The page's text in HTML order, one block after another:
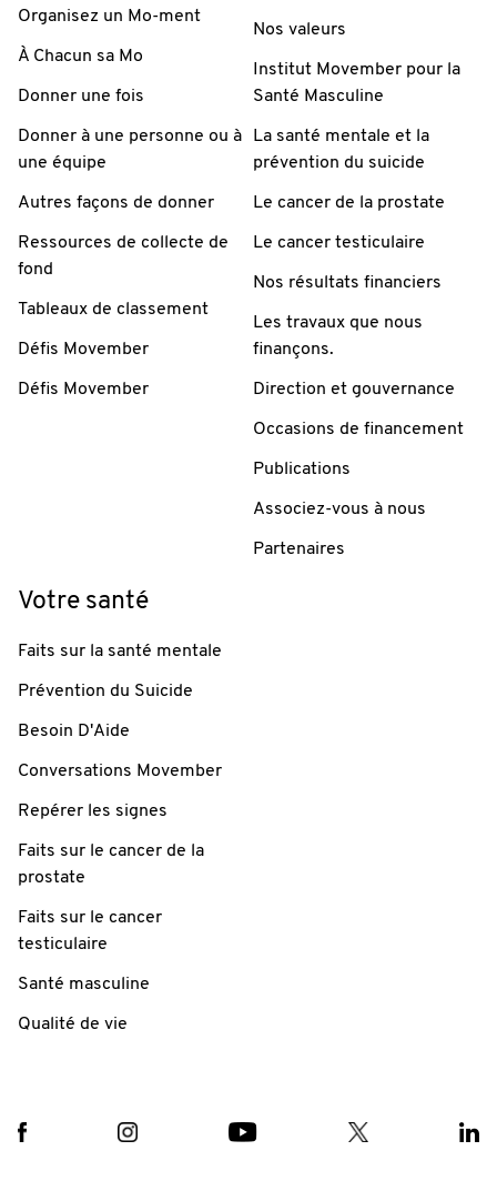
Organisez un Mo-ment
À Chacun sa Mo
Donner une fois
Donner à une personne ou à
une équipe
Autres façons de donner
Ressources de collecte de
fond
Tableaux de classement
Défis Movember
Défis Movember
Nos valeurs
Institut Movember pour la
Santé Masculine
La santé mentale et la
prévention du suicide
Le cancer de la prostate
Le cancer testiculaire
Nos résultats financiers
Les travaux que nous
finançons.
Direction et gouvernance
Occasions de financement
Publications
Associez-vous à nous
Partenaires
Votre santé
Faits sur la santé mentale
Prévention du Suicide
Besoin D'Aide
Conversations Movember
Repérer les signes
Faits sur le cancer de la
prostate
Faits sur le cancer
testiculaire
Santé masculine
Qualité de vie